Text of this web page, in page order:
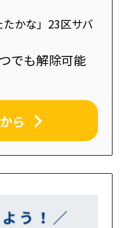
たかな」23区サバ
でも解除可能
ら